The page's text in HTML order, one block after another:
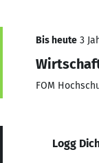
Bis heute 3
FOM
Logg